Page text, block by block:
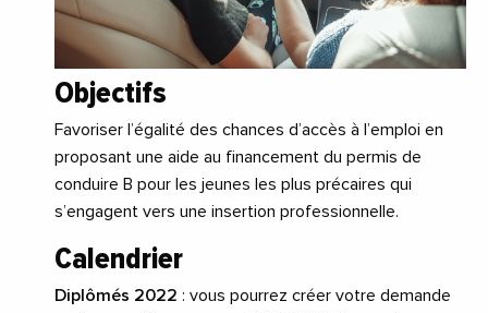
Objectifs
Favoriser l’égalité des chances d’accès à l’emploi en
proposant une aide au financement du permis de
conduire B pour les jeunes les plus précaires qui
s’engagent vers une insertion professionnelle.
Calendrier
Diplômés 2022 : vous pourrez créer votre demande